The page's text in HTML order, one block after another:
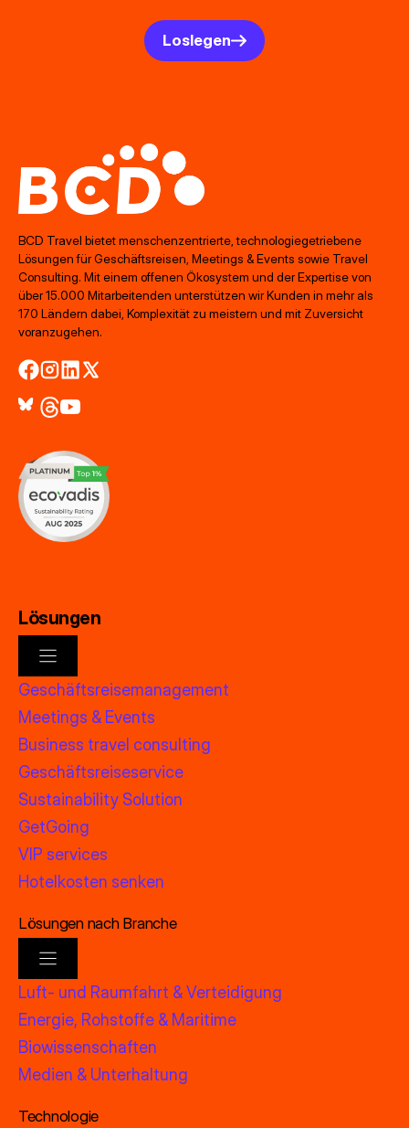
Loslegen
BCD Travel bietet menschenzentrierte, technologiegetriebene
Lösungen für Geschäftsreisen, Meetings & Events sowie Travel
Consulting. Mit einem offenen Ökosystem und der Expertise von
über 15.000 Mitarbeitenden unterstützen wir Kunden in mehr als
170 Ländern dabei, Komplexität zu meistern und mit Zuversicht
voranzugehen.
Lösungen
Geschäftsreisemanagement
Meetings & Events
Business travel consulting
Geschäftsreiseservice
Sustainability Solution
GetGoing
VIP services
Hotelkosten senken
Lösungen nach Branche
Luft- und Raumfahrt & Verteidigung
Energie, Rohstoffe & Maritime
Biowissenschaften
Medien & Unterhaltung
Technologie